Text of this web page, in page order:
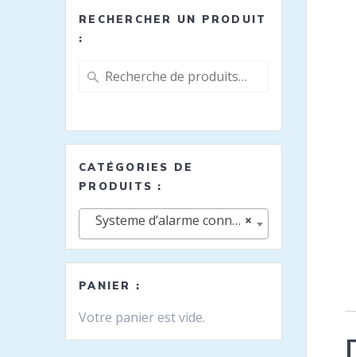
RECHERCHER UN PRODUIT
:
Recherche
pour :
CATÉGORIES DE
PRODUITS :
×
Systeme d’alarme connectées
PANIER :
Votre panier est vide.